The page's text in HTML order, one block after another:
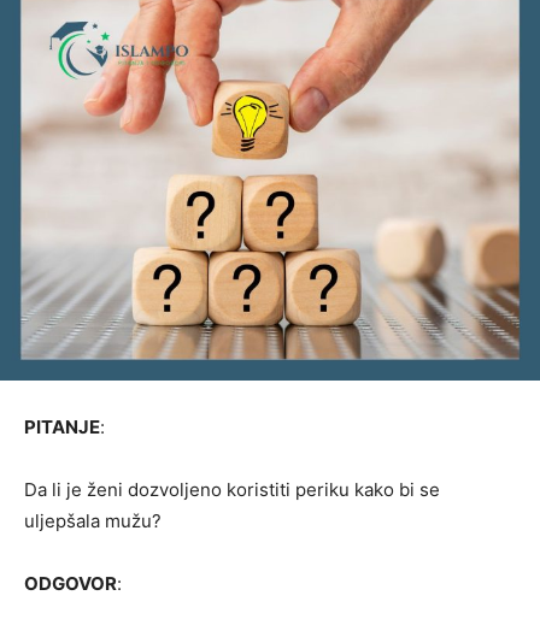
PITANJE:
Da li je ženi dozvoljeno koristiti periku kako bi se
uljepšala mužu?
ODGOVOR: